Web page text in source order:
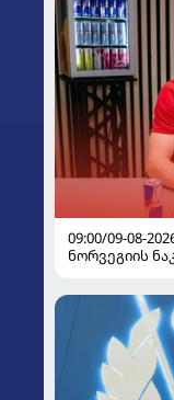
09:00/09-08-
ნორვეგიის